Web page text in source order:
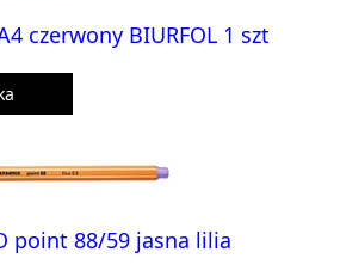
czerwony BIURFOL 1 szt
point 88/59 jasna lilia